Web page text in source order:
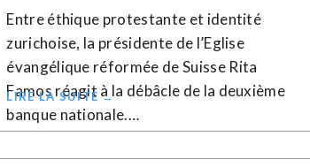
Entre éthique protestante et identité
zurichoise, la présidente de l’Eglise
évangélique réformée de Suisse Rita
Famos réagit à la débâcle de la deuxième
banque nationale.…
LIRE LA SUITE →